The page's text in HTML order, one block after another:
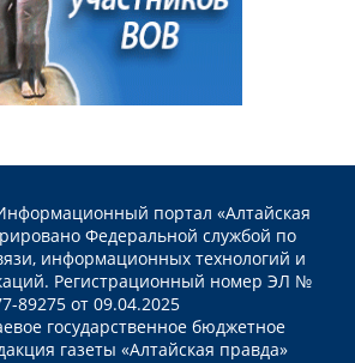
портал «Алтайская
Федеральной службой по
информационных технологий и
Регистрационный номер ЭЛ №
89275 от 09.04.2025
государственное бюджетное
газеты «Алтайская правда»